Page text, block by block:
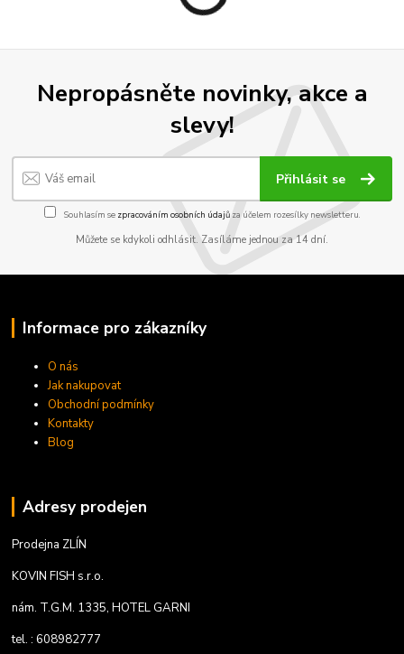
Nepropásněte novinky, akce a
slevy!
Přihlásit se
Souhlasím se zpracováním osobních údajůza účelem rozesílky newsletteru.
Můžete se kdykoli odhlásit. Zasíláme jednou za 14 dní.
Informace pro zákazníky
O nás
Jak nakupovat
Obchodní podmínky
Kontakty
Blog
Adresy prodejen
Prodejna ZLÍN
KOVIN FISH s.r.o.
nám. T.G.M. 1335, HOTEL GARNI
tel. : 608982777